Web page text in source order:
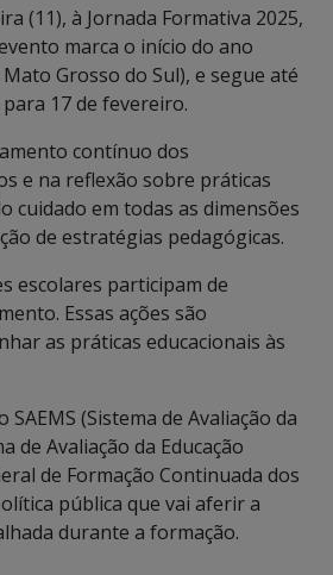
(11), à Jornada Formativa 2025,
marca o início do ano
Grosso do Sul), e segue até
17 de fevereiro.
contínuo dos
e na reflexão sobre práticas
cuidado em todas as dimensões
de estratégias pedagógicas.
escolares participam de
Essas ações são
as práticas educacionais às
(Sistema de Avaliação da
de Avaliação da Educação
de Formação Continuada dos
pública que vai aferir a
durante a formação.